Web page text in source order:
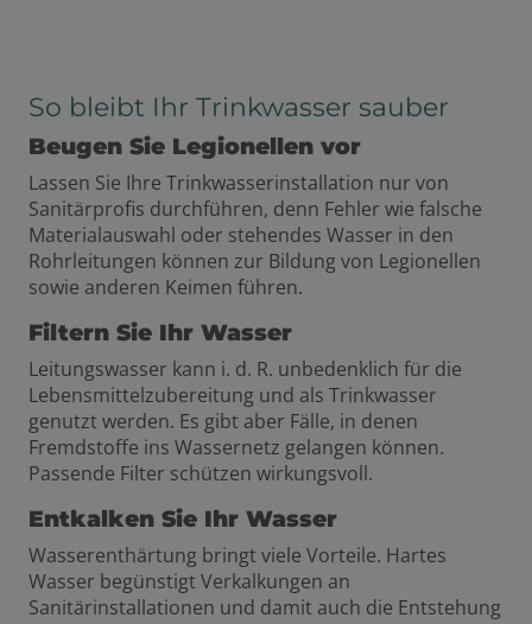
So bleibt Ihr Trinkwasser sauber
Beugen Sie Legionellen vor
Lassen Sie Ihre Trinkwasserinstallation nur von
Sanitärprofis durchführen, denn Fehler wie falsche
Materialauswahl oder stehendes Wasser in den
Rohrleitungen können zur Bildung von Legionellen
sowie anderen Keimen führen.
Filtern Sie Ihr Wasser
Leitungswasser kann i. d. R. unbedenklich für die
Lebensmittelzubereitung und als Trinkwasser
genutzt werden. Es gibt aber Fälle, in denen
Fremdstoffe ins Wassernetz gelangen können.
Passende Filter schützen wirkungsvoll.
Entkalken Sie Ihr Wasser
Wasserenthärtung bringt viele Vorteile. Hartes
Wasser begünstigt Verkalkungen an
Sanitärinstallationen und damit auch die Entstehung